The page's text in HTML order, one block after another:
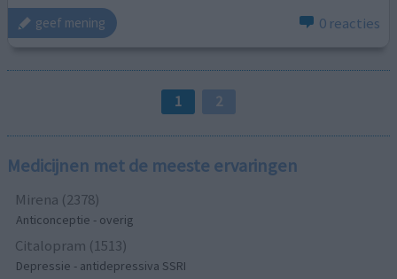
geef mening 0 reacties
1 2
Medicijnen met de meeste ervaringen
Mirena (2378)
Anticonceptie - overig
Citalopram (1513)
Depressie - antidepressiva SSRI